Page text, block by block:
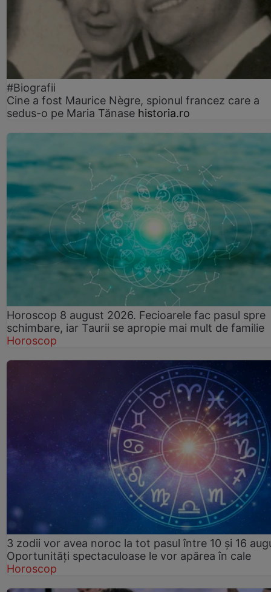
#Biografii
Cine a fost Maurice Nègre, spionul francez care a
sedus-o pe Maria Tănase historia.ro
Horoscop 8 august 2026. Fecioarele fac pasul spre
schimbare, iar Taurii se apropie mai mult de familie
Horoscop
3 zodii vor avea noroc la tot pasul între 10 și 16
Oportunități spectaculoase le vor apărea în cale
Horoscop